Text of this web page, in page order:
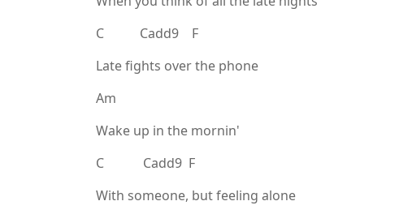
C Cadd9 F
Late fights over the phone
Am
Wake up in the mornin'
C Cadd9 F
With someone, but feeling alone